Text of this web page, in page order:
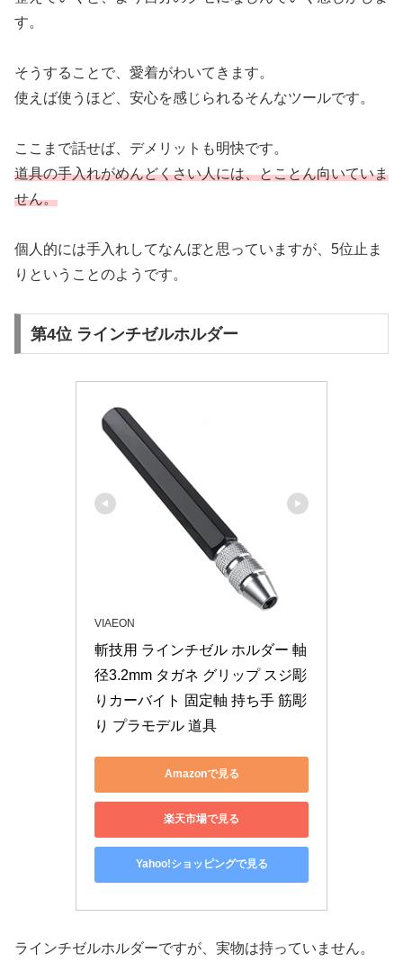
す。
そうすることで、愛着がわいてきます。
使えば使うほど、安心を感じられるそんなツールです。
ここまで話せば、デメリットも明快です。
道具の手入れがめんどくさい人には、とことん向いていま
せん。
個人的には手入れしてなんぼと思っていますが、5位止ま
りということのようです。
第4位 ラインチゼルホルダー
VIAEON
斬技用 ラインチゼル ホルダー 軸
径3.2mm タガネ グリップ スジ彫
りカーバイト 固定軸 持ち手 筋彫
り プラモデル 道具
Amazonで見る
楽天市場で見る
Yahoo!ショッピングで見る
ラインチゼルホルダーですが、実物は持っていません。